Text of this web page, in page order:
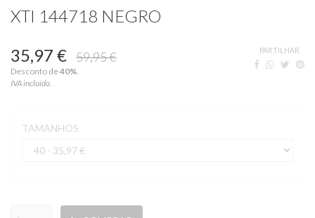
XTI 144718 NEGRO
35,97 € 59,95 €
Desconto de40%.
IVA incluído.
PARTILHAR
TAMANHOS